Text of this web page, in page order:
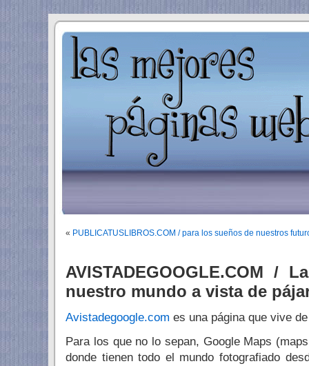
« PUBLICATUSLIBROS.COM / para los sueños de nuestros
AVISTADEGOOGLE.COM /
nuestro mundo a vista de
Avistadegoogle.com es una página que vive
Para los que no lo sepan, Google Maps
donde tienen todo el mundo fotografiado